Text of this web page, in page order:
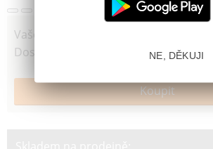
Vaše cena
Dostupnost NE, DĚKUJI